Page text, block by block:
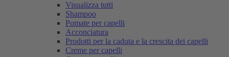
Visualizza tutti
Shampoo
Pomate per capelli
Acconciatura
Prodotti per la caduta e la crescita dei capelli
Creme per capelli